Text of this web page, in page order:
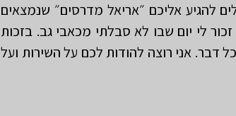
להגיע אליכם ״אריאל מדרסים״ שנמצאים
לרכוש מדרסים ולשנות את אורח חיי. כמעט כל 21 שנות חיי שלא זכור לי יום שבו לא סבלתי מכאבי גב. בזכות
דבר. אני רוצה להודות לכם על השירות ועל